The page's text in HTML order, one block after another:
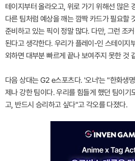
테이지부터 올라오고, 위로 가기 위해선 많은
다른 팀처럼 예상을 깨는 깜짝 카드가 필요할
준비하고 있는 픽이 정말 많다. 다만, 그런 조
된다고 생각한다. 우리가 플레이-인 스테이지
외하면 대부분 빠르게 끝나 보여주지 못한 것
다음 상대는 G2 e스포츠다. '오너'는 "한화생
제나 강한 팀이다. 우리를 힘들게 했던 팀이기
고, 반드시 승리하고 싶다"고 각오를 다졌다.